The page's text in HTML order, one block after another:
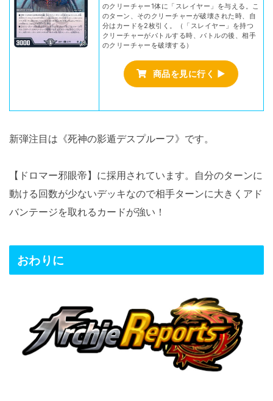
のクリーチャー1体に「スレイヤー」を与える。こ
のターン、そのクリーチャーが破壊された時、自
分はカードを2枚引く。（「スレイヤー」を持つ
クリーチャーがバトルする時、バトルの後、相手
のクリーチャーを破壊する）
商品を見に行く ▶
新弾注目は《死神の影遁デスプルーフ》です。
【ドロマー邪眼帝】に採用されています。自分のターンに
動ける回数が少ないデッキなので相手ターンに大きくアド
バンテージを取れるカードが強い！
おわりに